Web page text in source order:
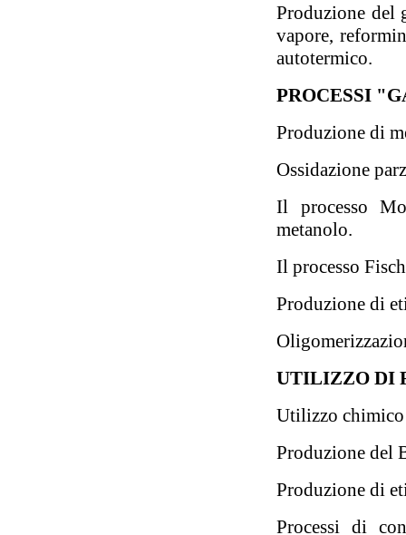
Produzione del
vapore,
autotermico.
PROCESSI
Produzione di
Ossidazione
Il processo
metanolo.
Il processo
Produzione di
UTILIZZO DI
Utilizzo chimico
Produzione del
Produzione di
Processi di